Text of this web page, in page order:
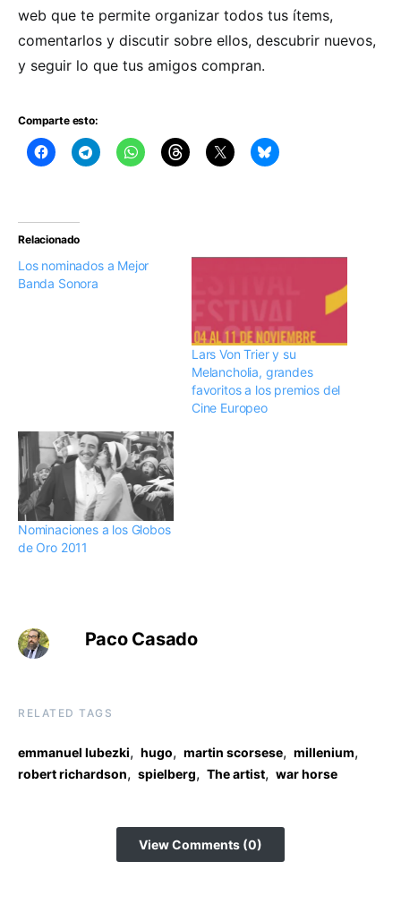
web que te permite organizar todos tus ítems,
comentarlos y discutir sobre ellos, descubrir nuevos,
y seguir lo que tus amigos compran.
Comparte esto:
Relacionado
Los nominados a Mejor
Banda Sonora
Lars Von Trier y su
Melancholia, grandes
favoritos a los premios del
Cine Europeo
Nominaciones a los Globos
de Oro 2011
Paco Casado
RELATED TAGS
emmanuel lubezki, hugo, martin scorsese, millenium,
robert richardson, spielberg, The artist, war horse
View Comments (0)